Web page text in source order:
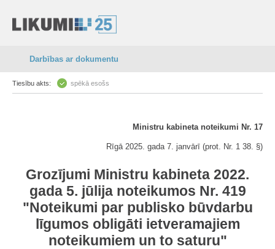
Darbības ar dokumentu
Tiesību akts: spēkā esošs
Ministru kabineta noteikumi Nr. 17
Rīgā 2025. gada 7. janvārī (prot. Nr. 1 38. §)
Grozījumi Ministru kabineta 2022.
gada 5. jūlija noteikumos Nr. 419
"Noteikumi par publisko būvdarbu
līgumos obligāti ietveramajiem
noteikumiem un to saturu"